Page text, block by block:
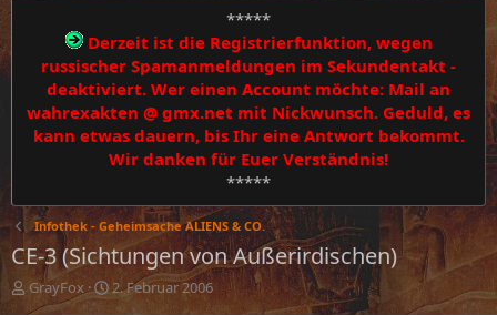
*****
Derzeit ist die Registrierfunktion, wegen
russischer Spamanmeldungen im Sekundentakt -
deaktiviert. Wer einen Account möchte: Mail an
wahrexakten @ gmx.net mit Nickwunsch. Geduld, es
kann etwas dauern, bis Ihr eine Antwort bekommt.
Wir danken für Euer Verständnis!
*****
Infothek - Geheimsache ALIENS & CO.
CE-3 (Sichtungen von Außerirdischen)
EGrayFox
E
2. Februar 2006